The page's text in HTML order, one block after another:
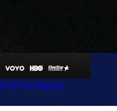
#Pero Menalo